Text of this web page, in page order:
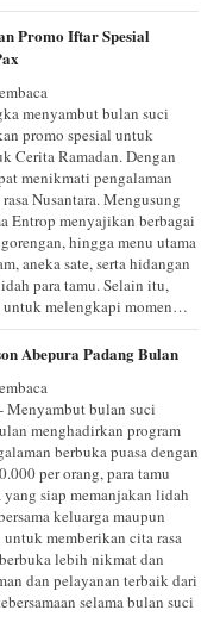
Promo Iftar Spesial
menyambut bulan suci
promo spesial untuk
Cerita Ramadan. Dengan
menikmati pengalaman
Nusantara. Mengusung
Entrop menyajikan berbagai
hingga menu utama
aneka sate, serta hidangan
para tamu. Selain itu,
untuk melengkapi momen…
Abepura Padang Bulan
Menyambut bulan suci
menghadirkan program
berbuka puasa dengan
per orang, para tamu
siap memanjakan lidah
keluarga maupun
memberikan cita rasa
lebih nikmat dan
dan pelayanan terbaik dari
selama bulan suci